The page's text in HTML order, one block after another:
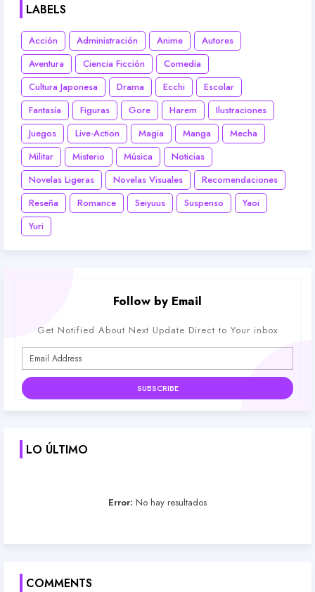
LABELS
Acción Administración Anime
Autores
Aventura
Ciencia Ficción
Comedia
Cultura Japonesa
Drama Ecchi
Escolar
Fantasía
Figuras Gore Harem
Ilustraciones
Juegos
Live-Action Magia Manga
Mecha
Militar
Misterio Música
Noticias
Novelas Ligeras
Novelas Visuales
Recomendaciones
Reseña
Romance Seiyuus Suspenso
Yaoi
Yuri
Follow by Email
Get Notified About Next Update Direct to Your inbox
LO ÚLTIMO
Error: No hay resultados
COMMENTS